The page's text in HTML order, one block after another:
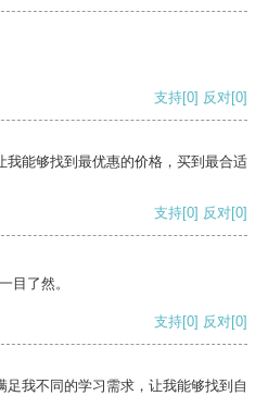
支持[0] 反对[0]
我能够找到最优惠的价格，买到最合适
支持[0] 反对[0]
目了然。
支持[0] 反对[0]
我不同的学习需求，让我能够找到自